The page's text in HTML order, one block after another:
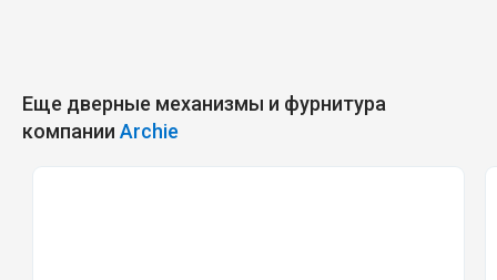
Еще дверные механизмы и фурнитура
компании Archie